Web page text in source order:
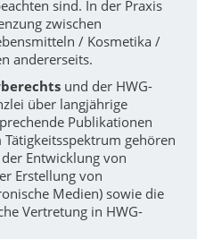
sind. In der Praxis
zwischen
/ Kosmetika /
andererseits.
und der HWG-
über langjährige
Publikationen
gehören
Entwicklung von
Erstellung von
Medien) sowie die
Vertretung in HWG-